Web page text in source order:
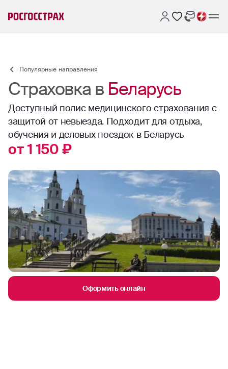
Популярные направления
Страховка в Беларусь
Доступный полис медицинского страхования с
защитой от невыезда. Подходит для отдыха,
обучения и деловых поездок в Беларусь
от 1 150 ₽
Оформить онлайн